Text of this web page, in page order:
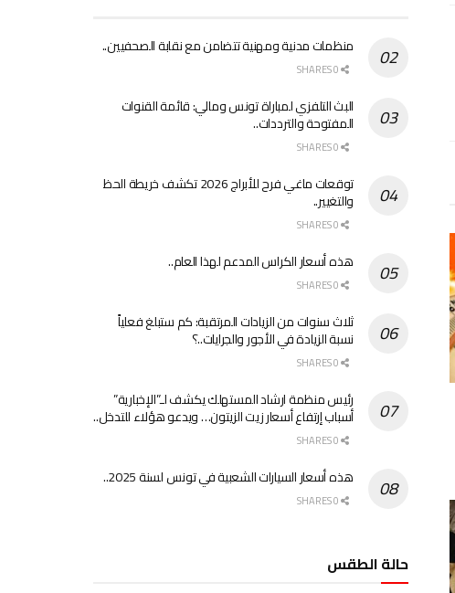
منظمات مدنية ومهنية تتضامن مع نقابة الصحفيين..
البث التلفزي لمباراة تونس ومالي: قائمة القنوات
المفتوحة والترددات..
توقعات ماغي فرح للأبراج 2026 تكشف خريطة الحظ
والتغيير..
هذه أسعار الكراس المدعم لهذا العام..
ثلاث سنوات من الزيادات المرتقبة: كم ستبلغ فعلياً
نسبة الزيادة في الأجور والجرايات..؟
رئيس منظمة ارشاد المستهلك يكشف لـ”الإخبارية”
أسباب إرتفاع أسعار زيت الزيتون… ويدعو هؤلاء للتدخل..
هذه أسعار السيارات الشعبية في تونس لسنة 2025..
حالة الطقس